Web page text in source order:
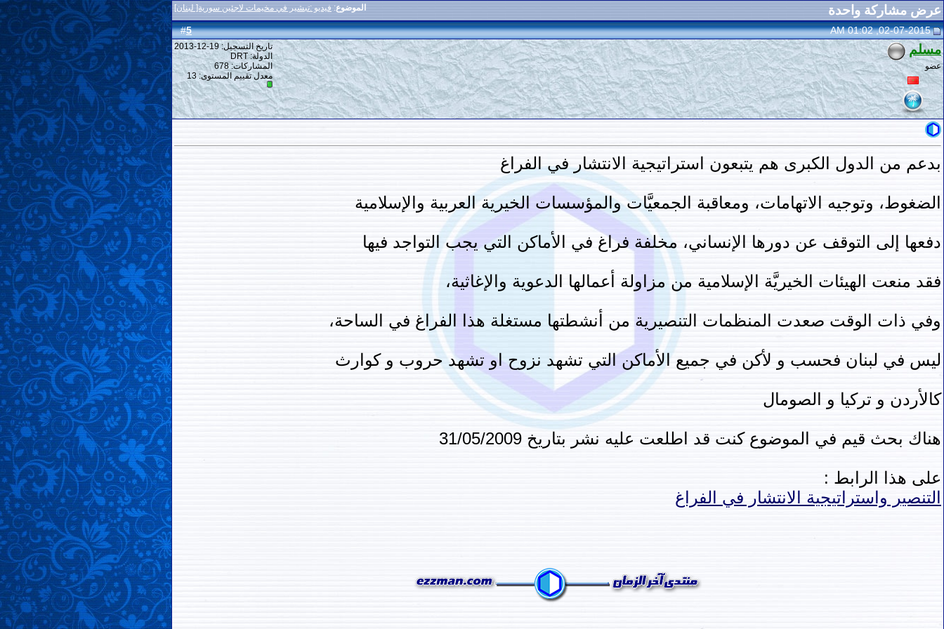
الموضوع: فيديو :تبشير في مخيمات لاجئين سورية[ لبنان] عرض مشاركة واحدة
#
5 02-07-2015, 01:02 AM
مسلم
عضو
تاريخ التسجيل: 19-12-2013
الدولة: DRT
المشاركات: 678
معدل تقييم المستوى: 13
بدعم من الدول الكبرى هم يتبعون استراتيجية الانتشار في الفراغ
الضغوط، وتوجيه الاتهامات، ومعاقبة الجمعيَّات والمؤسسات الخيرية العربية والإسلامية
دفعها إلى التوقف عن دورها الإنساني، مخلفة فراغ في الأماكن التي يجب التواجد فيها
فقد منعت الهيئات الخيريَّة الإسلامية من مزاولة أعمالها الدعوية والإغاثية،
وفي ذات الوقت صعدت المنظمات التنصيرية من أنشطتها مستغلة هذا الفراغ في الساحة،
ليس في لبنان فحسب و لأكن في جميع الأماكن التي تشهد نزوح او تشهد حروب و كوارث
كالأردن و تركيا و الصومال
هناك بحث قيم في الموضوع كنت قد اطلعت عليه نشر بتاريخ 31/05/2009
على هذا الرابط :
التنصير واستراتيجية الانتشار في الفراغ